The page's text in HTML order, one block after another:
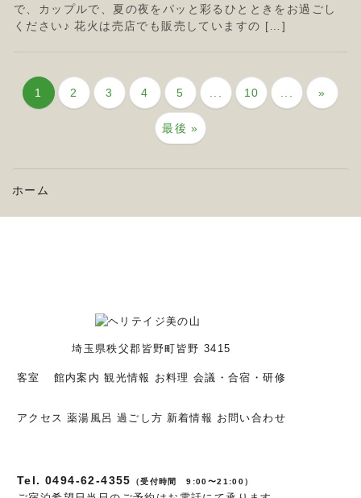
で、カップルで、夏の夜をパッと彩るひとときをお過ごし
ください♪ 花火は売店でも販売していますの […]
1 2 3 4 5 ... 10 ... »
最後 »
ホーム
埼玉県秩父郡皆野町皆野 3415
客室 館内案内 観光情報 お料理 会議・合宿・研修
アクセス 薬湯風呂 過ごし方 新着情報 お問い合わせ
Tel. 0494-62-4355 （受付時間 9:00〜21:00）